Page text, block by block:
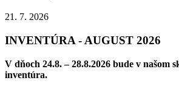
21. 7. 2026
INVENTÚRA - AUGUST 2026
V dňoch 24.8. – 28.8.2026 bude v našom
inventúra.